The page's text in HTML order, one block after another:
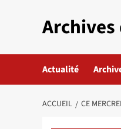
Actualité
ACCUEIL CE